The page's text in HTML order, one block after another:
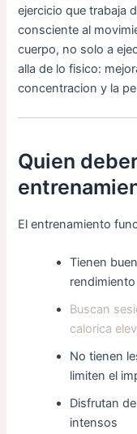
ejercicio que trabaja
consciente al
cuerpo, no solo a
alla de lo fisico:
concentracion y la
Quien
El entrenamiento
Tienen
Buscan
calorica
No tienen
limiten el
Disfrutan
intensos